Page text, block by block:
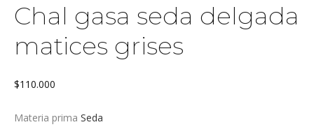
Chal gasa seda delgada
matices grises
$110.000
Materia prima Seda